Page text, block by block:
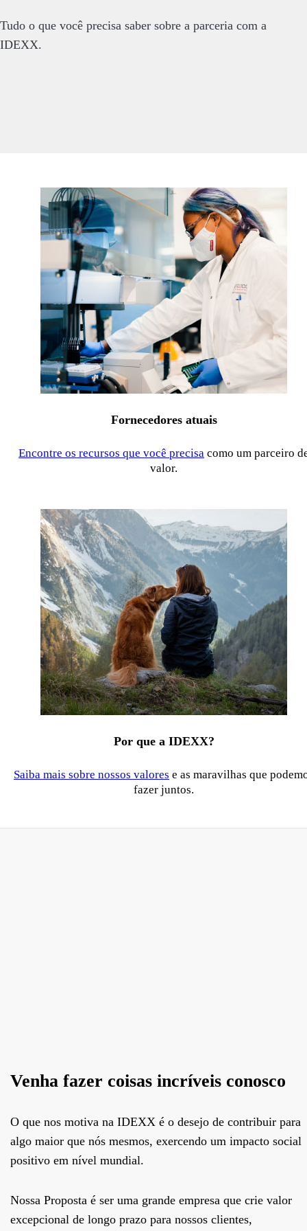
Tudo o que você precisa saber sobre a parceria com a
IDEXX.
Fornecedores atuais
Encontre os recursos que você precisa como um parceiro
valor.
Por que a IDEXX?
Saiba mais sobre nossos valores e as maravilhas que
fazer juntos.
Venha fazer coisas incríveis conosco
O que nos motiva na IDEXX é o desejo de contribuir para
algo maior que nós mesmos, exercendo um impacto social
positivo em nível mundial.
Nossa Proposta é ser uma grande empresa que crie valor
excepcional de longo prazo para nossos clientes,